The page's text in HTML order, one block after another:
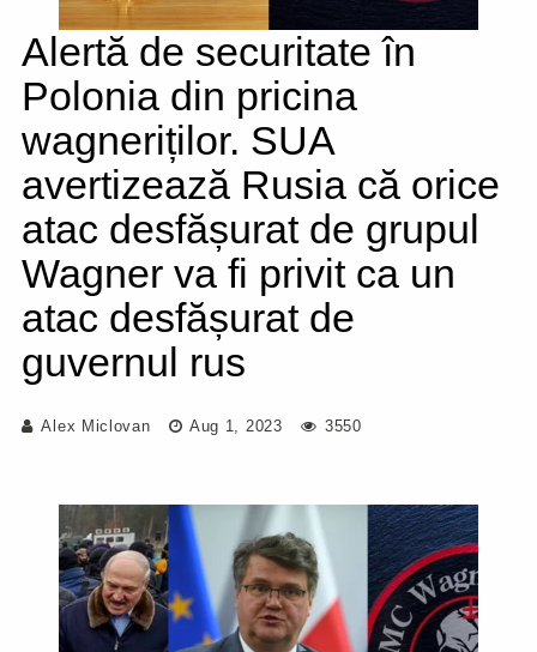
Alertă de securitate în
Polonia din pricina
wagneriților. SUA
avertizează Rusia că orice
atac desfășurat de grupul
Wagner va fi privit ca un
atac desfășurat de
guvernul rus
Alex Miclovan Aug 1, 2023 3550